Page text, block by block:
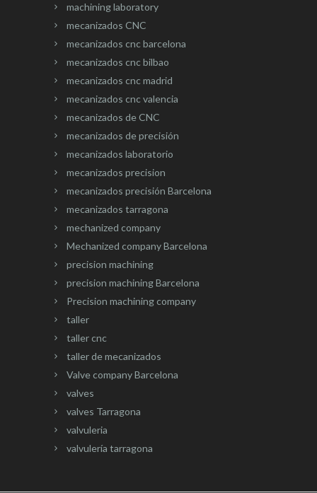
machining laboratory
mecanizados CNC
mecanizados cnc barcelona
mecanizados cnc bilbao
mecanizados cnc madrid
mecanizados cnc valencia
mecanizados de CNC
mecanizados de precisión
mecanizados laboratorio
mecanizados precision
mecanizados precisión Barcelona
mecanizados tarragona
mechanized company
Mechanized company Barcelona
precision machining
precision machining Barcelona
Precision machining company
taller
taller cnc
taller de mecanizados
Valve company Barcelona
valves
valves Tarragona
valvuleria
valvulería tarragona